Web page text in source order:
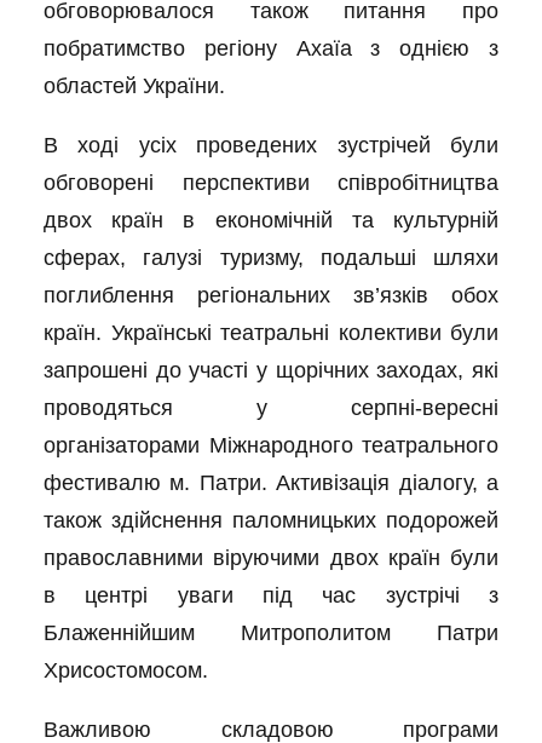
обговорювалося також питання про
побратимство регіону Ахаїа з однією з
областей України.
В ході усіх проведених зустрічей були
обговорені перспективи співробітництва
двох країн в економічній та культурній
сферах, галузі туризму, подальші шляхи
поглиблення регіональних зв’язків обох
країн. Українські театральні колективи були
запрошені до участі у щорічних заходах, які
проводяться у серпні-вересні
організаторами Міжнародного театрального
фестивалю м. Патри. Активізація діалогу, а
також здійснення паломницьких подорожей
православними віруючими двох країн були
в центрі уваги під час зустрічі з
Блаженнійшим Митрополитом Патри
Хрисостомосом.
Важливою складовою програми